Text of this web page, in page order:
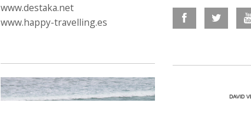
www.destaka.net
www.happy-travelling.es